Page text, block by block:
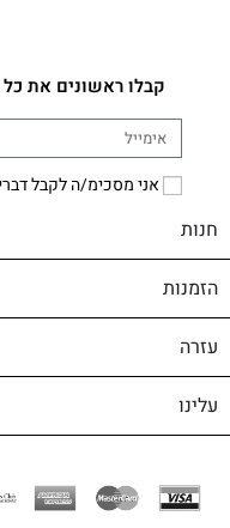
קבלו ראשונים את
אני מסכימ/ה לקבל
חנות
הזמנות
עזרה
עלינו